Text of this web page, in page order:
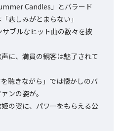
Candles」とバラード
悲しみがとまらない」
ブルなヒット曲の数々を披
に、満員の観客は魅了されて
聴きながら」では懐かしのバ
ンの姿が。
の姿に、パワーをもらえる公